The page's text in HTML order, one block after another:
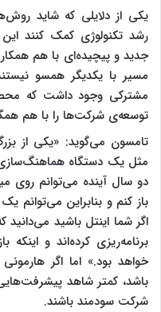
یکی از دلایلی که شاید
رشد تکنولوژی کمک کنند
جدید و پیچیده‌ای با هم
مسیر با یکدیگر همسو
مشترکی وجود داشت که
توسعه‌‌ی شرکت‌ها را با هم
تامسون می‌گوید: «یکی از
مثل یک دستگاه
دو سال آینده می‌توانم روی
باز کنم و بنابراین می‌توانم
اگر شما اینتل باشید
برنامه‌ریزی کرده‌اند و
خواهد بود.» اما اگر
باشد، کمتر شاهد
شرکت سودمند باشند.